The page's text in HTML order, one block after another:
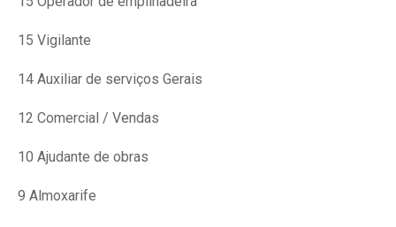
15 Vigilante
14 Auxiliar de serviços Gerais
12 Comercial / Vendas
10 Ajudante de obras
9 Almoxarife